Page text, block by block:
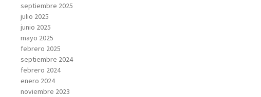
septiembre 2025
julio 2025
junio 2025
mayo 2025
febrero 2025
septiembre 2024
febrero 2024
enero 2024
noviembre 2023